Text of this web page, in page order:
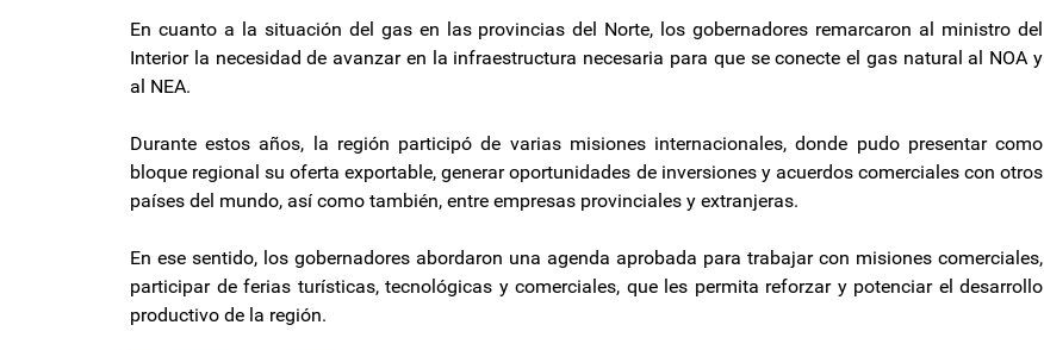
En cuanto a la situación del gas en las provincias del Norte, los gobernadores remarcaron al ministro del
Interior la necesidad de avanzar en la infraestructura necesaria para que se conecte el gas natural al NOA y
al NEA.
Durante estos años, la región participó de varias misiones internacionales, donde pudo presentar como
bloque regional su oferta exportable, generar oportunidades de inversiones y acuerdos comerciales con otros
países del mundo, así como también, entre empresas provinciales y extranjeras.
En ese sentido, los gobernadores abordaron una agenda aprobada para trabajar con misiones comerciales,
participar de ferias turísticas, tecnológicas y comerciales, que les permita reforzar y potenciar el desarrollo
productivo de la región.